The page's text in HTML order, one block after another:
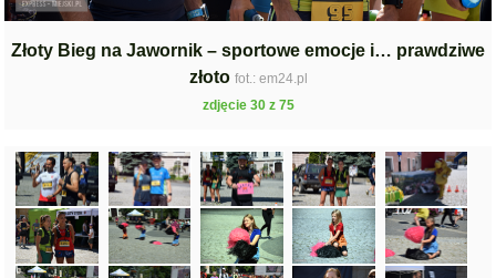
Złoty Bieg na Jawornik – sportowe emocje i… prawdziwe
złoto fot.: em24.pl
zdjęcie 30 z 75